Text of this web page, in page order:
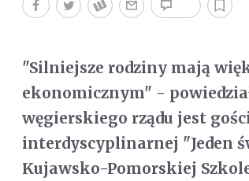
"Silniejsze rodziny mają
ekonomicznym" -
węgierskiego rządu jest
interdyscyplinarnej "Jeden
Kujawsko-Pomorskiej